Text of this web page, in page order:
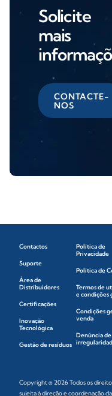
Solicite
mais
CONTACTE-
NOS
Contactos
Suporte
Área de
Distribuidores
Certificações
Inovação
Tecnológica
Gestão de resíduos
Política de
Privacidade
Política de
Termos de
e condições
Condições
venda
Denúncia de
Copyright © 2026 Todos os
sujeita à direção e coordenação da